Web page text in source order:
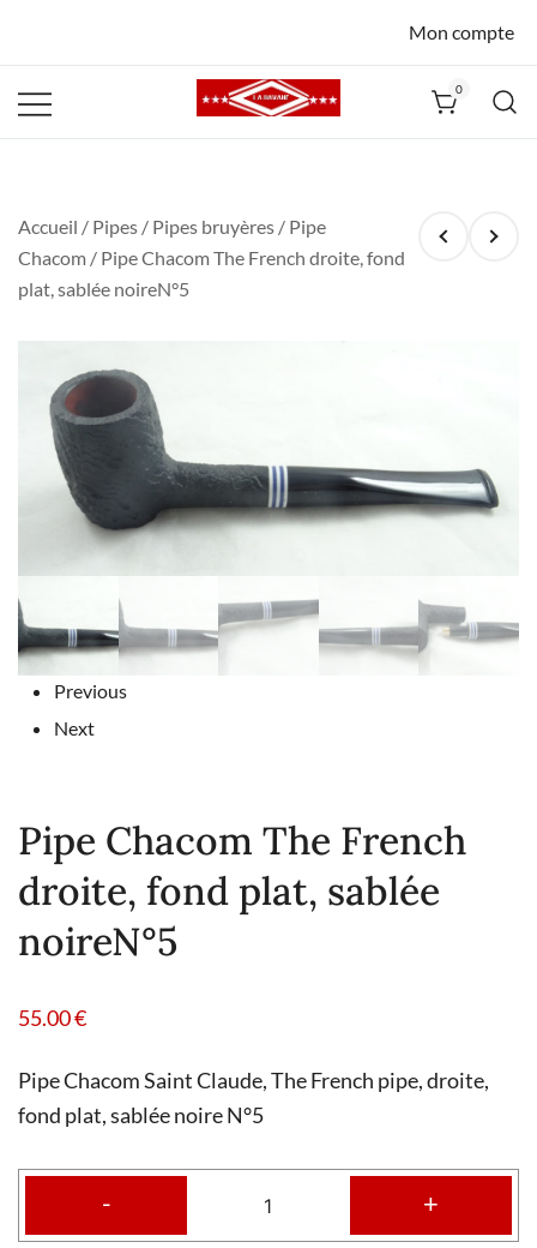
Mon compte
0
Accueil / Pipes / Pipes bruyères / Pipe
Chacom / Pipe Chacom The French droite, fond
plat, sablée noireN°5
Previous
Next
Pipe Chacom The French
droite, fond plat, sablée
noireN°5
55.00€
Pipe Chacom Saint Claude, The French pipe, droite,
fond plat, sablée noire N°5
- +